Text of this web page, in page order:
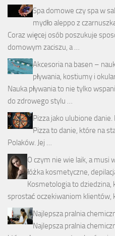
Spa domowe czy spa w
mydło aleppo z
Coraz więcej osób poszukuje
domowym zaciszu, a …
Akcesoria na basen –
pływania, kostiumy i
Nauka pływania to nie tylko
do zdrowego stylu …
Pizza jako ulubione
Pizza to danie, które na
Polaków. Jej …
O czym nie wie laik, a musi
łóżka kosmetyczne,
Kosmetologia to dziedzina,
sprostać oczekiwaniom klientów,
Najlepsza pralnia
Najlepsza pralnia